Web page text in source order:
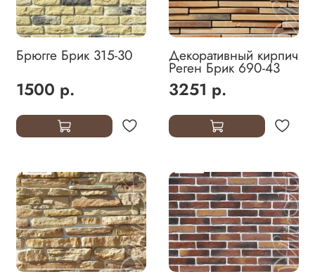
Брюгге Брик 315-30
1500 р.
Декоративный кирпич
Реген Брик 690-43
3251 р.